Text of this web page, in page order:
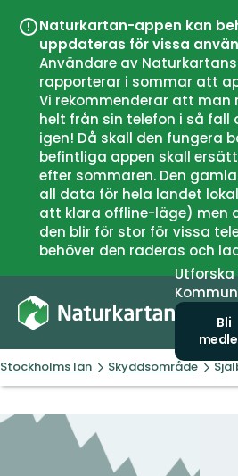
Naturkartan-appen kan
uppdateras för vissa
Användare av
rapporterar i sommar att
Vi rekommenderar att man
helt från sin telefon i så fall
igen! Då skall den fungera
befintliga appen skall
efter sommaren. Den
all data för hela landet
att klara offline-läge) men
den blir för stor för vissa
behöver den raderas och
Utforska
Bli
Stockholms län Skyddsområde